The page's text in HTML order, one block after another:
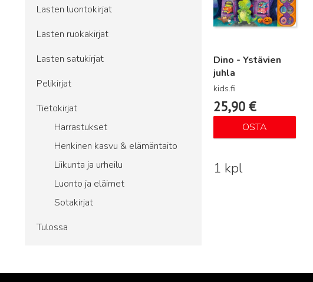
Lasten luontokirjat
Lasten ruokakirjat
Lasten satukirjat
Pelikirjat
Tietokirjat
Harrastukset
Henkinen kasvu & elämäntaito
Liikunta ja urheilu
Luonto ja eläimet
Sotakirjat
Tulossa
Dino - Ystävien
juhla
kids.fi
25,90 €
OSTA
1 kpl